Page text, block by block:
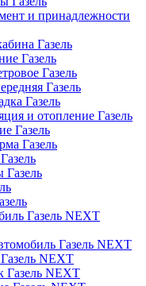
и принадлежности
Газель
Газель
Газель
Газель
Газель
и отопление Газель
Газель
Газель
Газель
Газель NEXT
Газель NEXT
NEXT
Газель NEXT